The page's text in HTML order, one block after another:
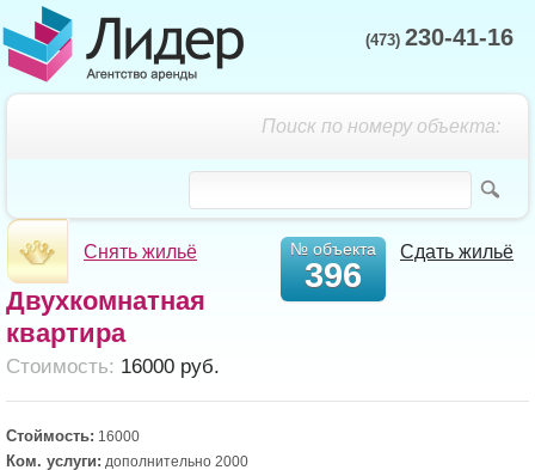
(473) 230-41-16
Поиск по номеру объекта:
Снять жильё Сдать жильё
№ объекта
396
Двухкомнатная
квартира
Cтоимость: 16000 руб.
Стоймость: 16000
Ком. услуги: дополнительно 2000